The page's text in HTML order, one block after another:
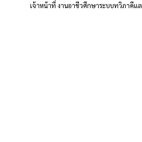
เจ้าหน้าที่ งานอาชีวศึกษาระบบทวิภาคีแ